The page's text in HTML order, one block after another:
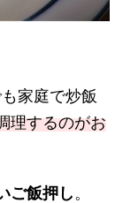
家庭で炒飯
理するのがお
ご飯押し。